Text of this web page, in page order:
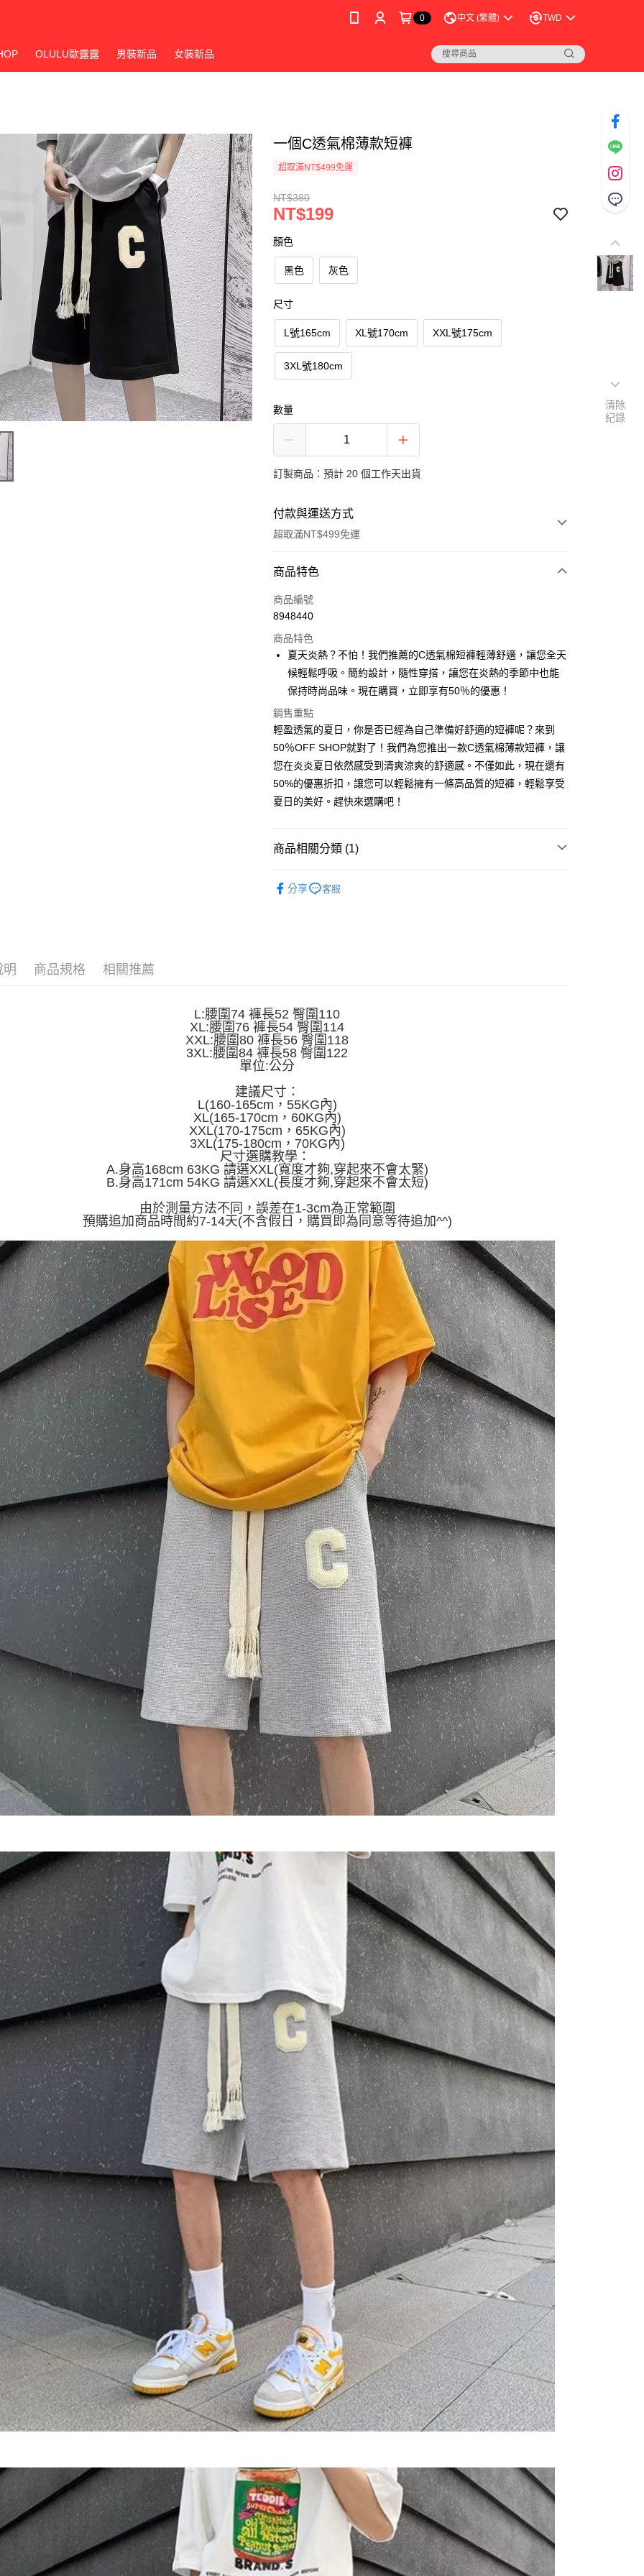
0 中文 (繁體) TWD
OLULU歐露露 男裝新品 女裝新品
一個C透氣棉薄款短褲
超取滿NT$499免運
NT$380
NT$199
顏色
黑色 灰色
尺寸
L號165cm XL號170cm XXL號175cm
3XL號180cm
數量
訂製商品：預計 20 個工作天出貨
付款與運送方式
超取滿NT$499免運
付款方式
信用卡一次付款
LINE Pay
Apple Pay
悠遊付
全盈+PAY
大哥付你分期
【大哥付你分期使用說明】
1.本服務由台灣大哥大提供，台灣大哥大用戶可立即使用無須另外申請。
完成交易。
帳／街口支付／iPASS MONEY」等通路繳費。
【注意事項】
1.本服務係由「台灣大哥大股份有限公司」（以下簡稱本公司）所提供，讓
用戶於交易時，得透過本服務購買商品或服務，並由商店將買賣／分期付
款買賣價金債權讓與本公司後，依約使用本公司帳單繳交帳款。
2.基於同意付款使用「大哥付你分期」之契約關係目的，商店將以您的個人
資料（包含姓名、電話或地址）提供予台灣大哥大進項蒐集、處理及利
用，由本公司與您本人進行分期帳單所需資料之確認、核對及更正。
3.完整用戶服務條款，請詳閱以下連結：
AFTEE先享後付
【關於「AFTEE先享後付」】
AFTEE先享後付是「在收到商品之後才付款」的支付方式。 讓您購物簡單
２．訂單成立數日內，您將收到繳費通知簡訊。
３．收到繳費通知簡訊後14天內，點擊此簡訊中的連結，可透過四大超商
／ATM／網路銀行／等多元方式進行付款，方視為交易完成。
※ 請注意：結帳手續完成當下不需立刻繳費，但若您需要取消訂單，請聯
絡購買商品的店家。未經商家同意取消之訂單仍視為有效，需透過AFTEE
※ 交易是否成功請以「AFTEE先享後付 」之結帳頁面顯示為準，若有關於
是否繳費成功／繳費後需取消欲退款等相關疑問，請聯繫「AFTEE先享後
付客戶支援中心」
【注意事項】
１．透過由恩沛科技股份有限公司提供之「AFTEE先享後付」服務完成之
交易，需依本服務之必要範圍內提供個人資料，並將交易相關給付款項請
求債權轉讓予恩沛科技股份有限公司。
https://aftee.tw/terms/#terms3
３．未成年的使用者請事先徵得法定代理人或監護人之同意方可使用
４．使用「AFTEE先享後付」時，將依據個別帳號之用戶狀況，依本公司
即時審查核予不同之上限額度；若仍有額度不足之情形，本公司將視審查
結果請求用戶進行身份認證。
５．嚴禁一人註冊多個帳號或使用他人資訊註冊。若發現惡意使用之情
形，恩沛科技股份有限公司將有權停止該用戶之使用額度並採取法律行
動。
ATM付款
付款 後全家取貨
每筆NT$45
7-11取貨付款
付款 後7-11取貨
每筆NT$45，滿NT$499(含以上)免運費
宅配
每筆NT$70，滿NT$499(含以上)免運費
商品特色
商品編號
8948440
商品特色
夏天炎熱？不怕！我們推薦的C透氣棉短褲輕薄舒適，讓您全天
候輕鬆呼吸。簡約設計，隨性穿搭，讓您在炎熱的季節中也能
保持時尚品味。現在購買，立即享有50％的優惠！
銷售重點
輕盈透氣的夏日，你是否已經為自己準備好舒適的短褲呢？來到
50％OFF SHOP就對了！我們為您推出一款C透氣棉薄款短褲，讓
您在炎炎夏日依然感受到清爽涼爽的舒適感。不僅如此，現在還有
50%的優惠折扣，讓您可以輕鬆擁有一條高品質的短褲，輕鬆享受
夏日的美好。趕快來選購吧！
商品相關分類 (1)
分享
客服
明 商品規格 相關推薦
L:腰圍74 褲長52 臀圍110
XL:腰圍76 褲長54 臀圍114
XXL:腰圍80 褲長56 臀圍118
3XL:腰圍84 褲長58 臀圍122
單位:公分
建議尺寸：
L(160-165cm，55KG內)
XL(165-170cm，60KG內)
XXL(170-175cm，65KG內)
3XL(175-180cm，70KG內)
尺寸選購教學：
A.身高168cm 63KG 請選XXL(寬度才夠,穿起來不會太緊)
B.身高171cm 54KG 請選XXL(長度才夠,穿起來不會太短)
由於測量方法不同，誤差在1-3cm為正常範圍
預購追加商品時間約7-14天(不含假日，購買即為同意等待追加^^)
清除
紀錄